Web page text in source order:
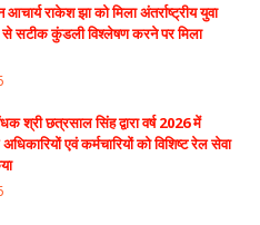
आचार्य राकेश झा को मिला अंतर्राष्ट्रीय युवा
से सटीक कुंडली विश्लेषण करने पर मिला
श्री छत्रसाल सिंह द्वारा वर्ष 2026 में
एवं कर्मचारियों को विशिष्ट रेल सेवा